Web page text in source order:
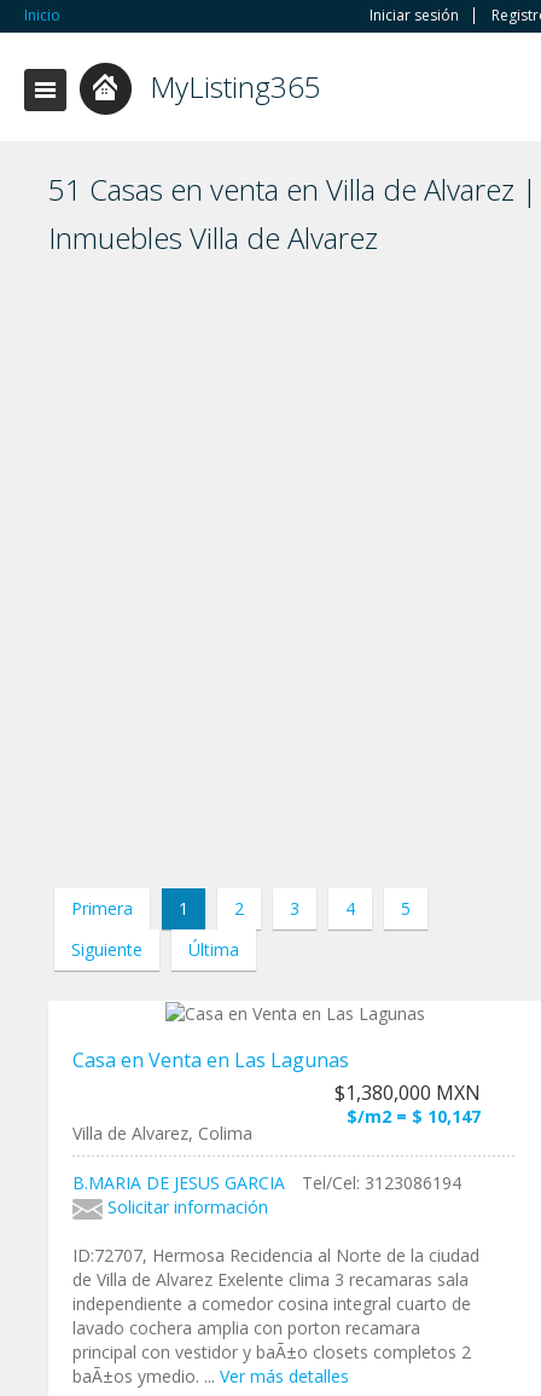
Inicio Iniciar sesión
MyListing365
51 Casas en venta en Villa de Alvarez |
Inmuebles Villa de Alvarez
Primera 1 2 3 4
5
Siguiente
Última
Casa en Venta en Las Lagunas
$1,380,000 MXN
$/m2 = $ 10,147
Villa de Alvarez, Colima
B.MARIA DE JESUS GARCIA
Tel/Cel: 3123086194
Solicitar información
ID:72707, Hermosa Recidencia al Norte de la ciudad
de Villa de Alvarez Exelente clima 3 recamaras sala
independiente a comedor cosina integral cuarto de
lavado cochera amplia con porton recamara
principal con vestidor y baÃ±o closets completos 2
baÃ±os ymedio. ... Ver más detalles